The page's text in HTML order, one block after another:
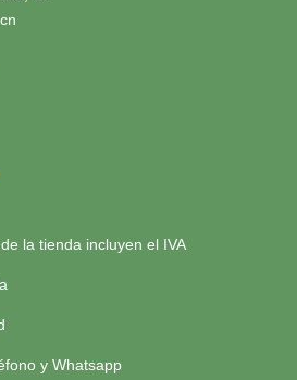
la tienda incluyen el IVA
y Whatsapp